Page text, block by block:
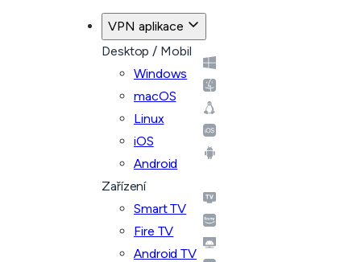
VPN aplikace
Desktop / Mobil
Windows
macOS
Linux
iOS
Android
Zařízení
Smart TV
Fire TV
Android TV